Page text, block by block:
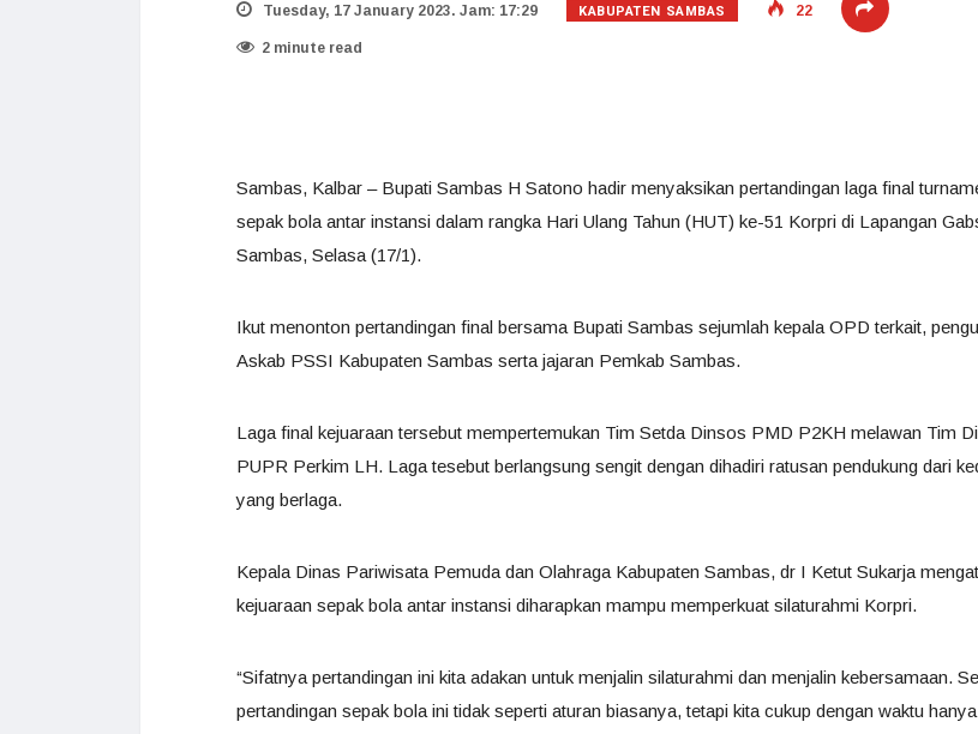
Tuesday, 17 January 2023. Jam: 17:29 KABUPATEN SAMBAS 22
2 minute read
Sambas, Kalbar – Bupati Sambas H Satono hadir menyaksikan pertandingan laga final
sepak bola antar instansi dalam rangka Hari Ulang Tahun (HUT) ke-51 Korpri di Lapangan
Sambas, Selasa (17/1).
Ikut menonton pertandingan final bersama Bupati Sambas sejumlah kepala OPD terkait,
Askab PSSI Kabupaten Sambas serta jajaran Pemkab Sambas.
Laga final kejuaraan tersebut mempertemukan Tim Setda Dinsos PMD P2KH melawan Tim
PUPR Perkim LH. Laga tesebut berlangsung sengit dengan dihadiri ratusan pendukung dari
yang berlaga.
Kepala Dinas Pariwisata Pemuda dan Olahraga Kabupaten Sambas, dr I Ketut Sukarja
kejuaraan sepak bola antar instansi diharapkan mampu memperkuat silaturahmi Korpri.
“Sifatnya pertandingan ini kita adakan untuk menjalin silaturahmi dan menjalin kebersamaan.
pertandingan sepak bola ini tidak seperti aturan biasanya, tetapi kita cukup dengan waktu